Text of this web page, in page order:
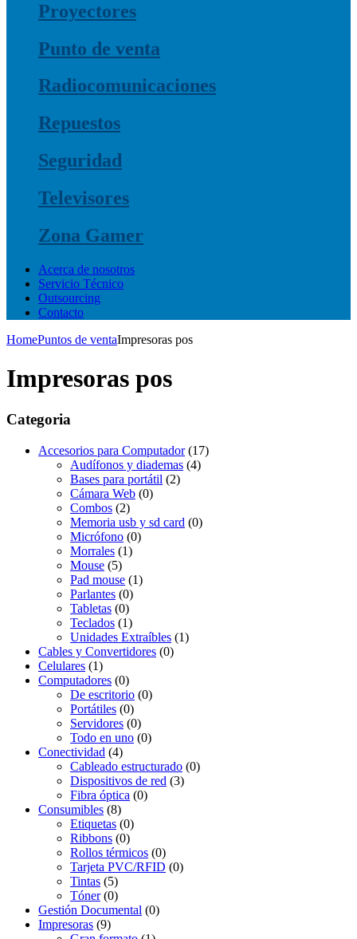
Proyectores
Punto de venta
Radiocomunicaciones
Repuestos
Seguridad
Televisores
Zona Gamer
Acerca de nosotros
Servicio Técnico
Outsourcing
Contacto
HomePuntos de ventaImpresoras pos
Impresoras pos
Categoria
Accesorios para Computador (17)
Audífonos y diademas (4)
Bases para portátil (2)
Cámara Web (0)
Combos (2)
Memoria usb y sd card (0)
Micrófono (0)
Morrales (1)
Mouse (5)
Pad mouse (1)
Parlantes (0)
Tabletas (0)
Teclados (1)
Unidades Extraíbles (1)
Cables y Convertidores (0)
Celulares (1)
Computadores (0)
De escritorio (0)
Portátiles (0)
Servidores (0)
Todo en uno (0)
Conectividad (4)
Cableado estructurado (0)
Dispositivos de red (3)
Fibra óptica (0)
Consumibles (8)
Etiquetas (0)
Ribbons (0)
Rollos térmicos (0)
Tarjeta PVC/RFID (0)
Tintas (5)
Tóner (0)
Gestión Documental (0)
Impresoras (9)